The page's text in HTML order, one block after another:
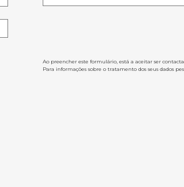
Ao preencher este formulário, está a aceitar ser
Para informações sobre o tratamento dos seus dados